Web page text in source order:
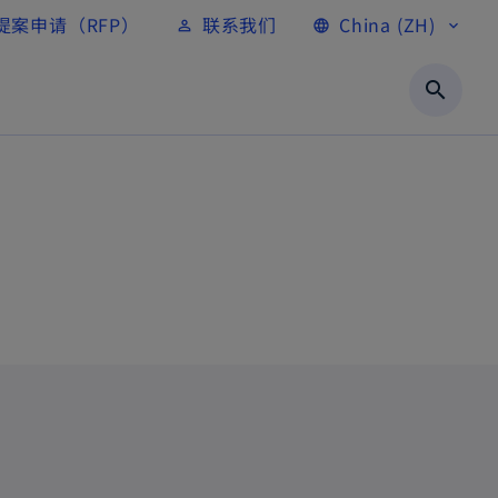
案申请（RFP） person_outline 联系我们 language China (ZH) expand_more
search